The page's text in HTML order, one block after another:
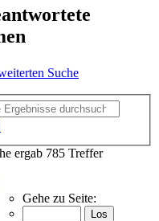
Suche
ergab 785 Treffer
von
Gehe zu Seite: